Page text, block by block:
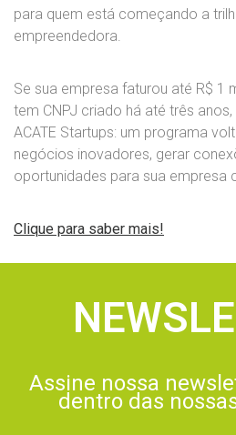
para quem está começando a
empreendedora.
Se sua empresa faturou até R$ 1
tem CNPJ criado há até três
ACATE Startups: um programa
negócios inovadores, gerar
oportunidades para sua empresa
Clique para saber mais!
Assine nossa
dentro das